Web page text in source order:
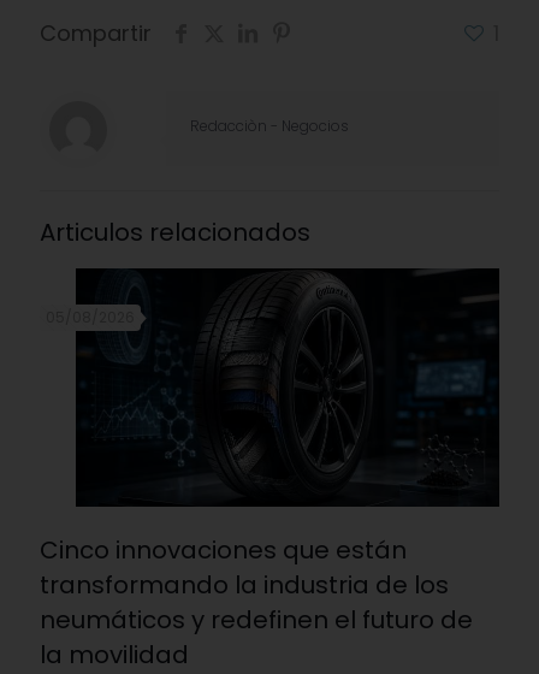
Compartir
Redacciòn - Negocios
Articulos relacionados
Cinco innovaciones que están
transformando la industria de los
neumáticos y redefinen el futuro de
la movilidad